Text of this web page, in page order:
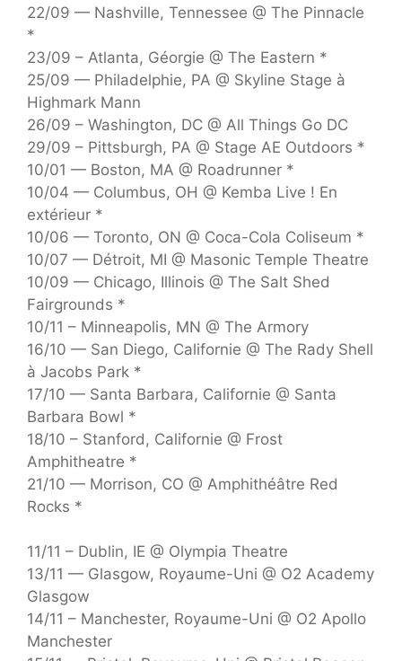
22/09 — Nashville, Tennessee @ The Pinnacle
*
23/09 – Atlanta, Géorgie @ The Eastern *
25/09 — Philadelphie, PA @ Skyline Stage à
Highmark Mann
26/09 – Washington, DC @ All Things Go DC
29/09 – Pittsburgh, PA @ Stage AE Outdoors *
10/01 — Boston, MA @ Roadrunner *
10/04 — Columbus, OH @ Kemba Live ! En
extérieur *
10/06 — Toronto, ON @ Coca-Cola Coliseum *
10/07 — Détroit, MI @ Masonic Temple Theatre
10/09 — Chicago, Illinois @ The Salt Shed
Fairgrounds *
10/11 – Minneapolis, MN @ The Armory
16/10 — San Diego, Californie @ The Rady Shell
à Jacobs Park *
17/10 — Santa Barbara, Californie @ Santa
Barbara Bowl *
18/10 – Stanford, Californie @ Frost
Amphitheatre *
21/10 — Morrison, CO @ Amphithéâtre Red
Rocks *
11/11 – Dublin, IE @ Olympia Theatre
13/11 — Glasgow, Royaume-Uni @ O2 Academy
Glasgow
14/11 – Manchester, Royaume-Uni @ O2 Apollo
Manchester